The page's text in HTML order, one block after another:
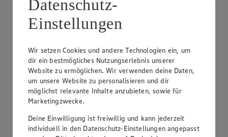
PAYBACK
Datenschutz-
Einstellungen
Wir setzen Cookies und andere Technologien ein, um
dir ein bestmögliches Nutzungserlebnis unserer
Website zu ermöglichen. Wir verwenden deine Daten,
um unsere Website zu personalisieren und dir
möglichst relevante Inhalte anzubieten, sowie für
Marketingzwecke.
Deine Einwilligung ist freiwillig und kann jederzeit
individuell in den Datenschutz-Einstellungen angepasst